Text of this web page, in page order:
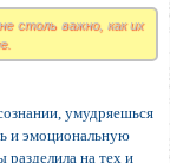
столь важно, как их
умудряешься
и эмоциональную
разделила на тех и